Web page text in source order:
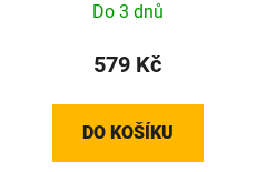
Do 3 dnů
579 Kč
DO KOŠÍKU